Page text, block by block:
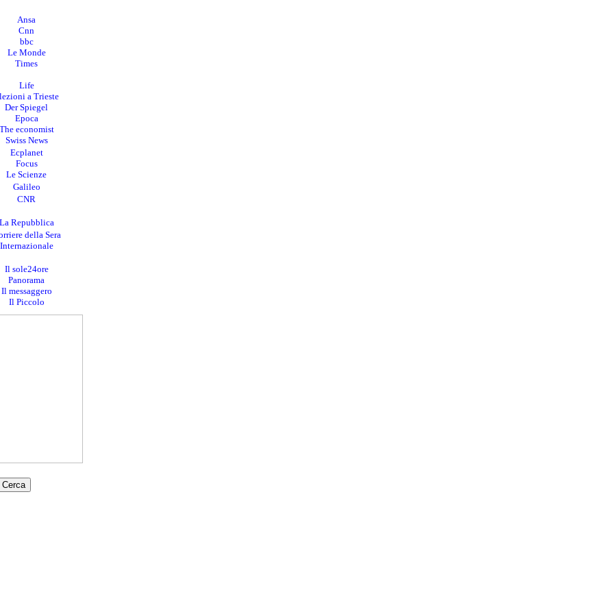
Ansa
Cnn
bbc
Le Monde
Times
Life
a Trieste
Der Spiegel
Epoca
economist
Swiss News
Ecplanet
Focus
Le Scienze
Galileo
CNR
Repubblica
della Sera
Internazionale
Il sole24ore
Panorama
Il messaggero
Il Piccolo